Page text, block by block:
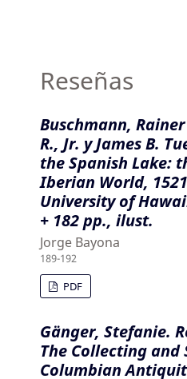
Reseñas
Buschmann,
R., Jr. y James B.
the Spanish Lake:
Iberian World,
University of
+ 182 pp., ilust.
Jorge Bayona
189-192
PDF
Gänger, Stefanie.
The Collecting and
Columbian